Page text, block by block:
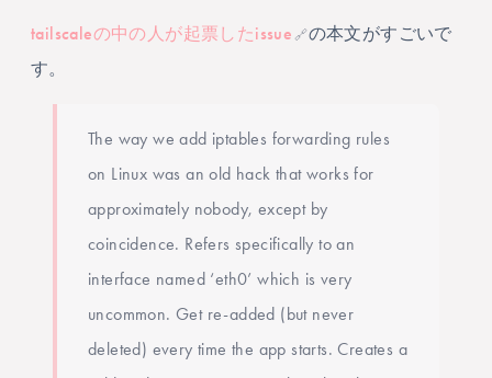
tailscaleの中の人が起票したissue 🔗の本文がすごいで
す。
The way we add iptables forwarding rules
on Linux was an old hack that works for
approximately nobody, except by
coincidence. Refers specifically to an
interface named ‘eth0’ which is very
uncommon. Get re-added (but never
deleted) every time the app starts. Creates a